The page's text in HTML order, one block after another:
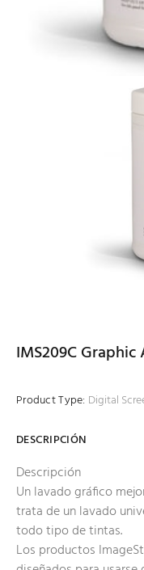
IMS209C
Product Type: Digital
DESCRIPCIÓN
Descripción
Un lavado gráfico
trata de un lavado
todo tipo de tintas.
Los productos